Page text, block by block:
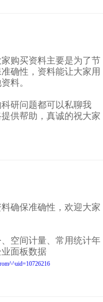
购买资料主要是为了节
确性，资料能让大家用
料。
研问题都可以私聊我
供帮助，真诚的祝大家
确保准确性，欢迎大家
、空间计量、常用统计年
面板数据